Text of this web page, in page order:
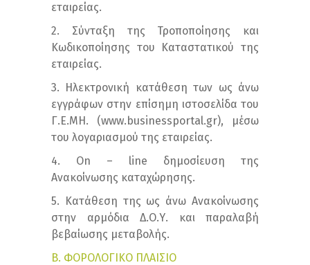
εταιρείας.
2. Σύνταξη της Τροποποίησης και
Κωδικοποίησης του Καταστατικού της
εταιρείας.
3. Ηλεκτρονική κατάθεση των ως άνω
εγγράφων στην επίσημη ιστοσελίδα του
Γ.Ε.ΜΗ. (www.businessportal.gr), μέσω
του λογαριασμού της εταιρείας.
4. On – line δημοσίευση της
Ανακοίνωσης καταχώρησης.
5. Κατάθεση της ως άνω Ανακοίνωσης
στην αρμόδια Δ.Ο.Υ. και παραλαβή
βεβαίωσης μεταβολής.
Β. ΦΟΡΟΛΟΓΙΚΟ ΠΛΑΙΣΙΟ